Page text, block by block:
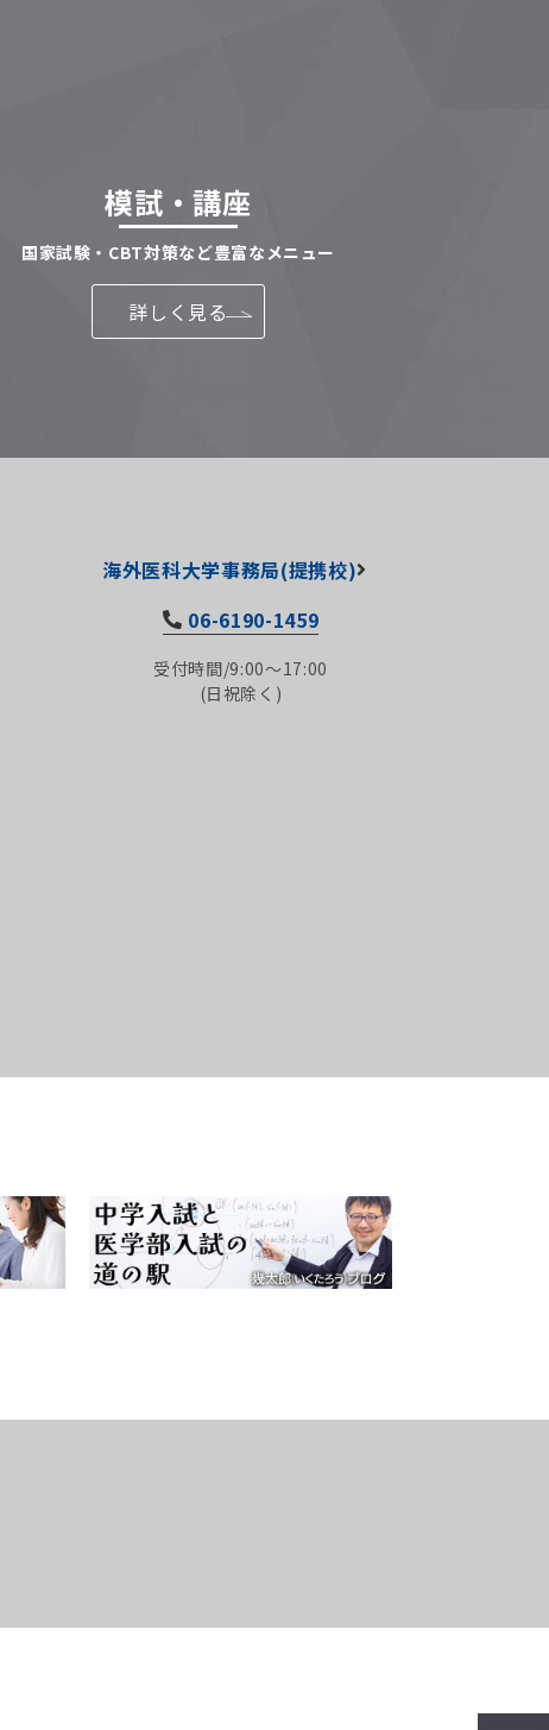
模試・講座
国家試験・CBT対策など豊富なメニュー
詳しく見る
海外医科大学事務局(提携校)
06-6190-1459
受付時間/9:00～17:00
(日祝除く)